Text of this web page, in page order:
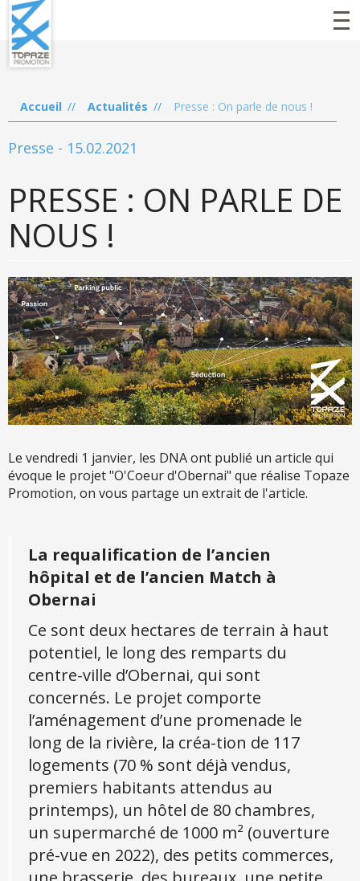
Aller
au
contenu
principal
Accueil Actualités Presse : On parle de nous !
Presse - 15.02.2021
PRESSE : ON PARLE DE
NOUS !
Le vendredi 1 janvier, les DNA ont publié un article qui
évoque le projet "O'Coeur d'Obernai" que réalise Topaze
Promotion, on vous partage un extrait de l'article.
La requalification de l’ancien
hôpital et de l’ancien Match à
Obernai
Ce sont deux hectares de terrain à haut
potentiel, le long des remparts du
centre-ville d’Obernai, qui sont
concernés. Le projet comporte
l’aménagement d’une promenade le
long de la rivière, la créa-tion de 117
logements (70 % sont déjà vendus,
premiers habitants attendus au
printemps), un hôtel de 80 chambres,
un supermarché de 1000 m² (ouverture
pré-vue en 2022), des petits commerces,